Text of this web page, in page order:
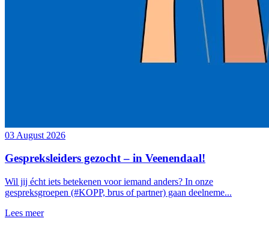
03 August 2026
Gespreksleiders gezocht – in Veenendaal!
Wil jij écht iets betekenen voor iemand anders? In onze
gespreksgroepen (#KOPP, brus of partner) gaan deelneme...
Lees meer